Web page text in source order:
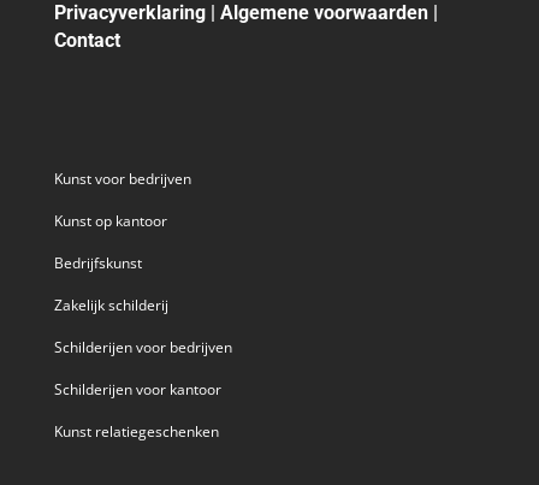
Privacyverklaring| Algemene voorwaarden|
Contact
Kunst voor bedrijven
Kunst op kantoor
Bedrijfskunst
Zakelijk schilderij
Schilderijen voor bedrijven
Schilderijen voor kantoor
Kunst relatiegeschenken